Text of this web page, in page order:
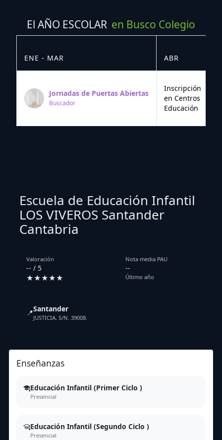
El AÑO ESCOLAR en Busco Colegio
ENE - MAR ABR
Jornadas de Puertas Abiertas
Buscador
Inscripción
en Centros
Educación
Escuela de Educación Infantil
LOS VIVEROS Santander
Cantabria
Valoración
-- / 5
★★★★★
Nota media PAU
--
Último año
📍Santander
JUSTICIA, S/N. 39008.
Enseñanzas
Educación Infantil (Primer Ciclo )
Presencial
Educación Infantil (Segundo Ciclo )
Presencial